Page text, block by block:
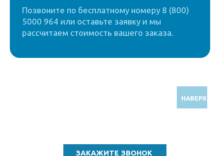
Позвоните по бесплатному номеру 8 (800)
5000 964 или оставьте заявку и мы
рассчитаем стоимость вашего заказа.
НАВЕРХ